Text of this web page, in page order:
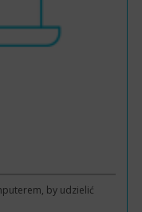
by udzielić